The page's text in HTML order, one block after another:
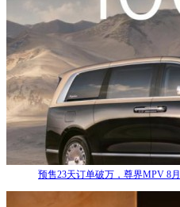
预售23天订单破万，尊界MPV 8